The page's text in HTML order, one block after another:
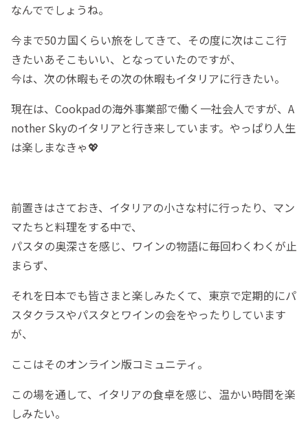
なんででしょうね。
今まで50カ国くらい旅をしてきて、その度に次はここ行
きたいあそこもいい、となっていたのですが、
今は、次の休暇もその次の休暇もイタリアに行きたい。
現在は、Cookpadの海外事業部で働く一社会人ですが、A
nother Skyのイタリアと行き来しています。やっぱり人生
は楽しまなきゃ💖
前置きはさておき、イタリアの小さな村に行ったり、マン
マたちと料理をする中で、
パスタの奥深さを感じ、ワインの物語に毎回わくわくが止
まらず、
それを日本でも皆さまと楽しみたくて、東京で定期的にパ
スタクラスやパスタとワインの会をやったりしています
が、
ここはそのオンライン版コミュニティ。
この場を通して、イタリアの食卓を感じ、温かい時間を楽
しみたい。